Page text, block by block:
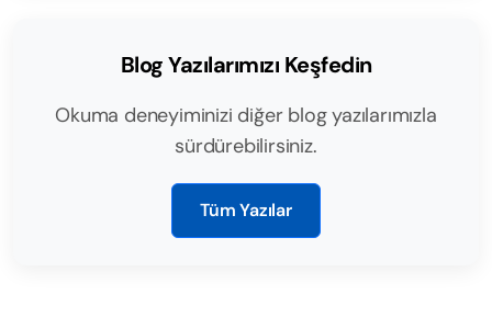
Blog Yazılarımızı Keşfedin
Okuma deneyiminizi diğer blog yazılarımızla
sürdürebilirsiniz.
Tüm Yazılar